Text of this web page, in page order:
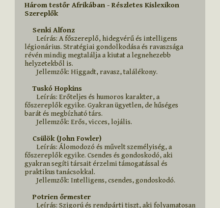
Három testőr Afrikában - Részletes Kislexikon
Szereplők
    Senki Alfonz
légionárius. Stratégiai gondolkodása és ravaszsága
révén mindig megtalálja a kiutat a legnehezebb
helyzetekből is.
    Tuskó Hopkins
főszereplők egyike. Gyakran ügyetlen, de hűséges
barát és megbízható társ.
    Csülök (John Fowler)
főszereplők egyike. Csendes és gondoskodó, aki
gyakran segíti társait érzelmi támogatással és
praktikus tanácsokkal.
    Potrien őrmester